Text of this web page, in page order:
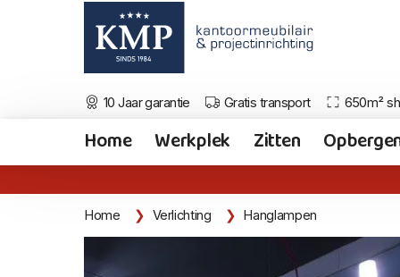
10 Jaar garantie Gratis transport 650m²
Home Werkplek Zitten
Home Verlichting Hanglampen